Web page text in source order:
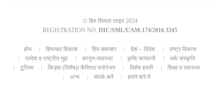
© हिम शिमला लाइव 2024
REGISTRATION NO. DIC/SML/UAM-174/2016 3345
होम हिमाचल विकास हिम समाचार देश – विदेश
राष्ट्र विकास
प्रदेश व राष्ट्रीय मुद्दा
कानून-व्यवस्था कृषि/ बागवानी
धर्म/ संस्कृति
टूरिज़्म
किड्स (विशेष)/ कैरियर/ मनोरंजन विशेष हस्ती
शिक्षा व स्वास्थ्य
अन्य
संपर्क करें हमारे बारे में